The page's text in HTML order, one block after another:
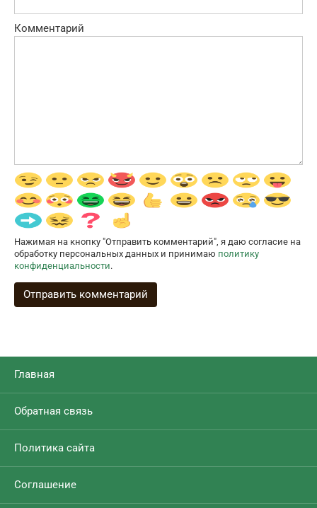
Комментарий
Нажимая на кнопку "Отправить комментарий", я даю согласие на
обработку персональных данных и принимаю политику
конфиденциальности.
Главная
Обратная связь
Политика сайта
Соглашение